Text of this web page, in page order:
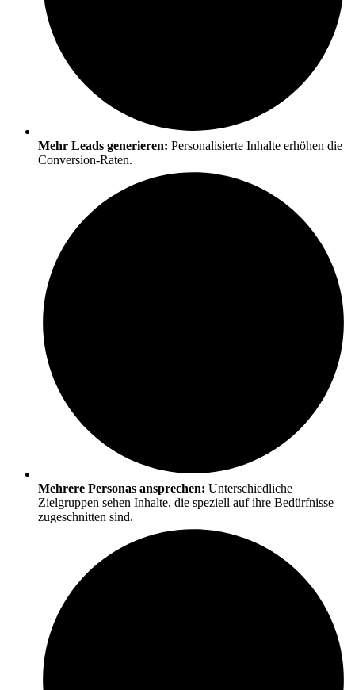
Mehr Leads generieren: Personalisierte Inhalte erhöhen die
Conversion-Raten.
Mehrere Personas ansprechen: Unterschiedliche
Zielgruppen sehen Inhalte, die speziell auf ihre Bedürfnisse
zugeschnitten sind.